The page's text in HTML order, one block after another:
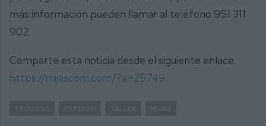
más información pueden llamar al teléfono 951 311
902.
Comparte esta noticia desde el siguiente enlace:
https://mijascom.com/?a=25749